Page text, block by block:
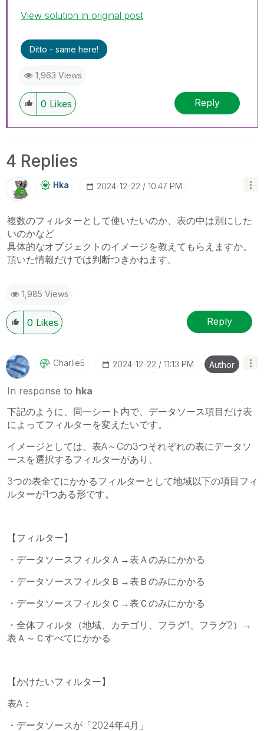
View solution in original post
Ditto - same here!
1,963 Views
0 Likes Reply
4 Replies
Hka ‎2024-12-22 10:47 PM
複数のフィルターとして使いたいのか、表の中は別にした
いのかなど
具体的なオブジェクトのイメージを教えてもらえますか。
頂いた情報だけでは判断つきかねます。
1,985 Views
0 Likes Reply
Charlie5 ‎2024-12-22 11:13 PM Author
In response to hka
下記のように、同一シート内で、データソース項目だけ表
によってフィルターを変えたいです。
イメージとしては、表A～Cの3つそれぞれの表にデータソ
ースを選択するフィルターがあり、
3つの表全てにかかるフィルターとして地域以下の項目フィ
ルターが1つある形です。
【フィルター】
・データソースフィルタＡ→表Ａのみにかかる
・データソースフィルタＢ→表Ｂのみにかかる
・データソースフィルタＣ→表Ｃのみにかかる
・全体フィルタ（地域、カテゴリ、フラグ1、フラグ2）→
表Ａ～Ｃすべてにかかる
【かけたいフィルター】
表A：
・データソースが「2024年4月」